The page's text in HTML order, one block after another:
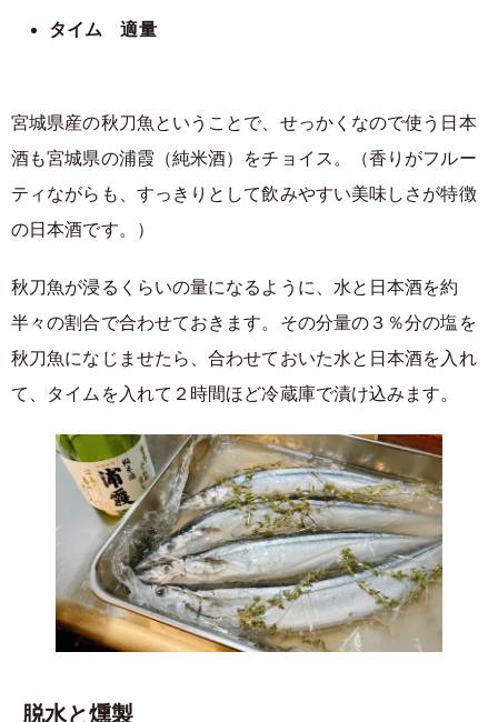
タイム 適量
宮城県産の秋刀魚ということで、せっかくなので使う日本
酒も宮城県の浦霞（純米酒）をチョイス。（香りがフルー
ティながらも、すっきりとして飲みやすい美味しさが特徴
の日本酒です。）
秋刀魚が浸るくらいの量になるように、水と日本酒を約
半々の割合で合わせておきます。その分量の３％分の塩を
秋刀魚になじませたら、合わせておいた水と日本酒を入れ
て、タイムを入れて２時間ほど冷蔵庫で漬け込みます。
脱水と燻製